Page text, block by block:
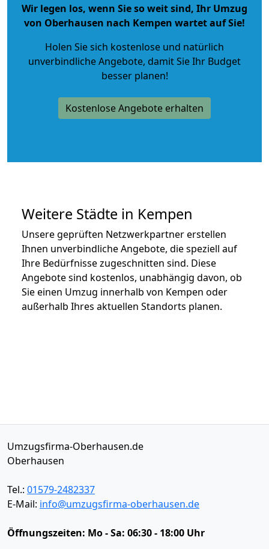
Wir legen los, wenn Sie so weit sind, Ihr Umzug
von Oberhausen nach Kempen wartet auf Sie!
Holen Sie sich kostenlose und natürlich
unverbindliche Angebote, damit Sie Ihr Budget
besser planen!
Kostenlose Angebote erhalten
Weitere Städte in Kempen
Unsere geprüften Netzwerkpartner erstellen
Ihnen unverbindliche Angebote, die speziell auf
Ihre Bedürfnisse zugeschnitten sind. Diese
Angebote sind kostenlos, unabhängig davon, ob
Sie einen Umzug innerhalb von Kempen oder
außerhalb Ihres aktuellen Standorts planen.
Umzugsfirma-Oberhausen.de
Oberhausen
Tel.: 01579-2482337
E-Mail: info@umzugsfirma-oberhausen.de
Öffnungszeiten: Mo - Sa: 06:30 - 18:00 Uhr